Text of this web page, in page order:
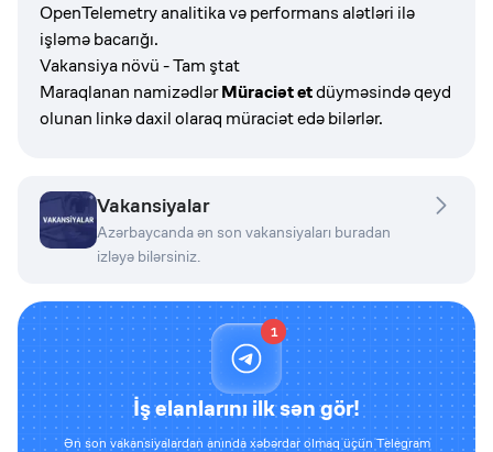
OpenTelemetry analitika və performans alətləri ilə
işləmə bacarığı.
Vakansiya növü - Tam ştat
Maraqlanan namizədlərMüraciət etdüyməsində qeyd
olunan linkə daxil olaraq müraciət edə bilərlər.
Vakansiyalar
Azərbaycanda ən son vakansiyaları buradan
izləyə bilərsiniz.
1
İş elanlarını ilk sən gör!
Ən son vakansiyalardan anında xəbərdar olmaq üçün Telegram